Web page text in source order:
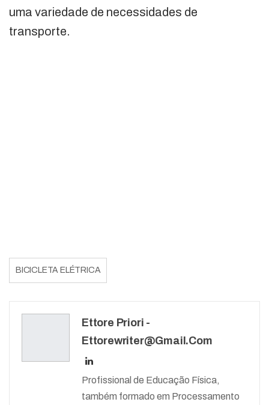
uma variedade de necessidades de
transporte.
BICICLETA ELÉTRICA
Ettore Priori -
Ettorewriter@gmail.com
Profissional de Educação Física,
também formado em Processamento